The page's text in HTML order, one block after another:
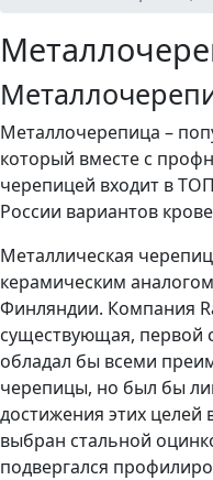
Металлочерепица –
который вместе с
черепицей входит в
России вариантов
Металлическая
керамическим
Финляндии. Компания
существующая, первой
обладал бы всеми
черепицы, но был бы
достижения этих целей
выбран стальной
подвергался